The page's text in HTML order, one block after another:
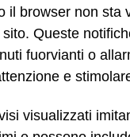
il browser non sta
Queste
fuorvianti o
e
visualizzati